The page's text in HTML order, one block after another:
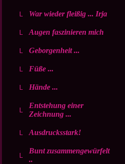
War wieder fleißig ... Irja
Augen faszinieren mich
Geborgenheit ...
Füße ...
Hände ...
Entstehung einer
Zeichnung ...
Ausdrucksstark!
Bunt zusammengewürfelt
..